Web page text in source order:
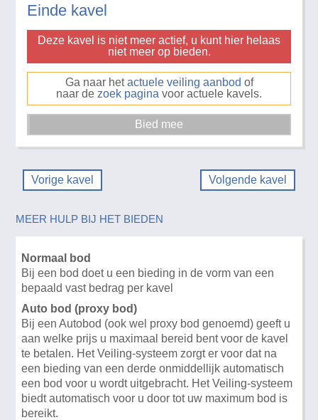
Einde kavel
Deze kavel is niet meer actief, u kunt hier helaas
niet meer op bieden.
Ga naar hetactuele veiling aanbod of
naar de zoek pagina voor actuele kavels.
Vorige kavel Volgende kavel
MEER HULP BIJ HET BIEDEN
Normaal bod
Bij een bod doet u een bieding in de vorm van een
bepaald vast bedrag per kavel
Auto bod (proxy bod)
Bij een Autobod (ook wel proxy bod genoemd) geeft u
aan welke prijs u maximaal bereid bent voor de kavel
te betalen. Het Veiling-systeem zorgt er voor dat na
een bieding van een derde onmiddellijk automatisch
een bod voor u wordt uitgebracht. Het Veiling-systeem
biedt automatisch voor u door tot uw maximum bod is
bereikt.